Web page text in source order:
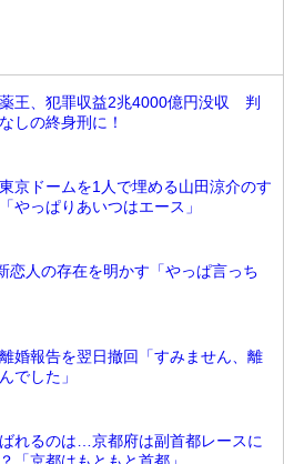
薬王、犯罪収益2兆4000億円没収 判
しの終身刑に！
京ドームを1人で埋める山田涼介のす
やっぱりあいつはエース」
恋人の存在を明かす「やっぱ言っち
婚報告を翌日撤回「すみません、離
でした」
れるのは…京都府は副首都レースに